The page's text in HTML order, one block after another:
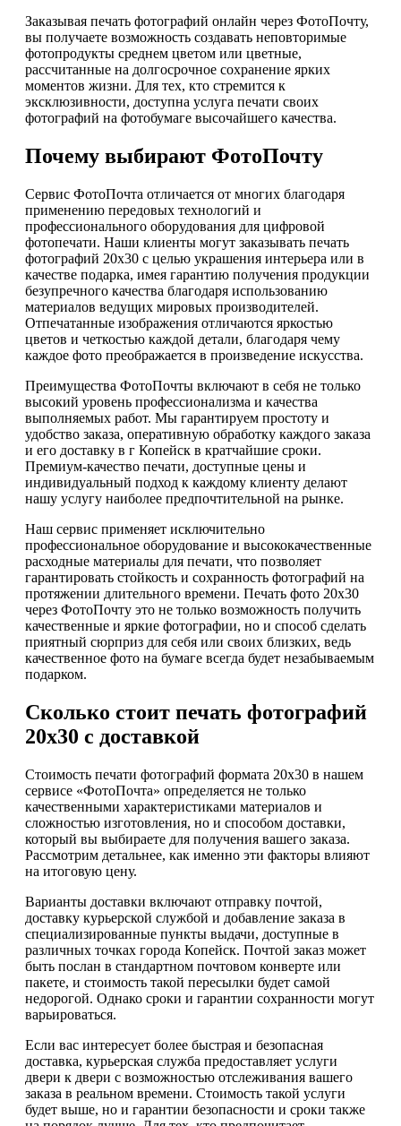
Заказывая печать фотографий онлайн через ФотоПочту,
вы получаете возможность создавать неповторимые
фотопродукты среднем цветом или цветные,
рассчитанные на долгосрочное сохранение ярких
моментов жизни. Для тех, кто стремится к
эксклюзивности, доступна услуга печати своих
фотографий на фотобумаге высочайшего качества.
Почему выбирают ФотоПочту
Сервис ФотоПочта отличается от многих благодаря
применению передовых технологий и
профессионального оборудования для цифровой
фотопечати. Наши клиенты могут заказывать печать
фотографий 20х30 с целью украшения интерьера или в
качестве подарка, имея гарантию получения продукции
безупречного качества благодаря использованию
материалов ведущих мировых производителей.
Отпечатанные изображения отличаются яркостью
цветов и четкостью каждой детали, благодаря чему
каждое фото преображается в произведение искусства.
Преимущества ФотоПочты включают в себя не только
высокий уровень профессионализма и качества
выполняемых работ. Мы гарантируем простоту и
удобство заказа, оперативную обработку каждого заказа
и его доставку в г Копейск в кратчайшие сроки.
Премиум-качество печати, доступные цены и
индивидуальный подход к каждому клиенту делают
нашу услугу наиболее предпочтительной на рынке.
Наш сервис применяет исключительно
профессиональное оборудование и высококачественные
расходные материалы для печати, что позволяет
гарантировать стойкость и сохранность фотографий на
протяжении длительного времени. Печать фото 20х30
через ФотоПочту это не только возможность получить
качественные и яркие фотографии, но и способ сделать
приятный сюрприз для себя или своих близких, ведь
качественное фото на бумаге всегда будет незабываемым
подарком.
Сколько стоит печать фотографий
20х30 с доставкой
Стоимость печати фотографий формата 20х30 в нашем
сервисе «ФотоПочта» определяется не только
качественными характеристиками материалов и
сложностью изготовления, но и способом доставки,
который вы выбираете для получения вашего заказа.
Рассмотрим детальнее, как именно эти факторы влияют
на итоговую цену.
Варианты доставки включают отправку почтой,
доставку курьерской службой и добавление заказа в
специализированные пункты выдачи, доступные в
различных точках города Копейск. Почтой заказ может
быть послан в стандартном почтовом конверте или
пакете, и стоимость такой пересылки будет самой
недорогой. Однако сроки и гарантии сохранности могут
варьироваться.
Если вас интересует более быстрая и безопасная
доставка, курьерская служба предоставляет услуги
двери к двери с возможностью отслеживания вашего
заказа в реальном времени. Стоимость такой услуги
будет выше, но и гарантии безопасности и сроки также